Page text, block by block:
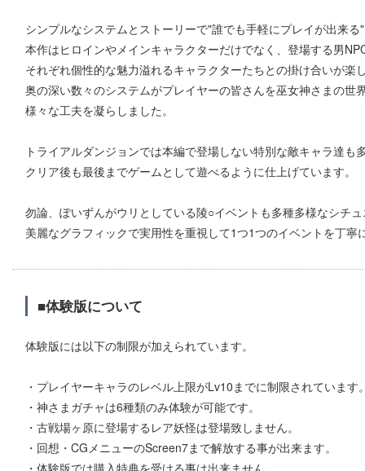
シンプルなシステムとストーリーで"誰でも手軽にプレイが出来
本作はヒロインやメインキャラクターだけでなく、登場する男
それぞれ個性的な魅力溢れるキャラクターたちとの掛け合いが楽
奥の深い数々のシステムがプレイヤーの皆さんを巫女神さまの世
様々な工夫を凝らしました。
トライアルダンジョンでは本編で登場しない特別な敵キャラ達も
クリア後も最後までゲームとして遊べるように仕上げています。
勿論、ぽいずんがウリとしている陵○イベントも多種多様なシチ
美麗なグラフィックで実用性を重視して1つ1つのイベントを丁寧
■体験版について
体験版には以下の制限が加えられています。
・プレイヤーキャラのレベル上限がLv10までに制限されています
・神さまガチャは6種類のみ体験が可能です。
・古戦場ヶ原に登場するレア妖怪は登場致しません。
・回想・CGメニューのScreen7まで解放する事が出来ます。
・体験版では購入特典を受ける事は出来ません。